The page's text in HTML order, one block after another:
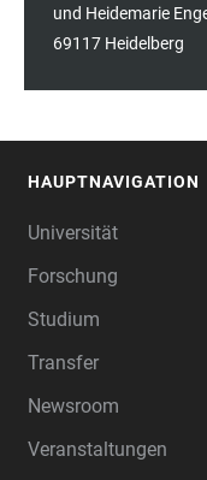
und Heidemarie
69117 Heidelberg
HAUPTNAVIGATION
Universität
Forschung
Studium
Transfer
Newsroom
Veranstaltungen